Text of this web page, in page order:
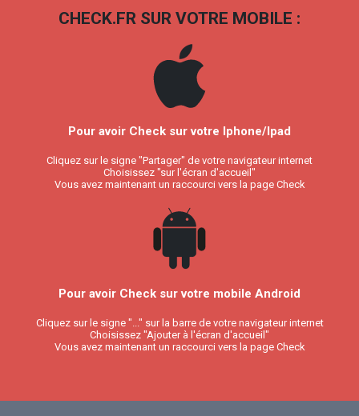
CHECK.FR SUR VOTRE MOBILE :
Pour avoir Check sur votre Iphone/Ipad
Cliquez sur le signe "Partager" de votre navigateur internet
Choisissez "sur l'écran d'accueil"
Vous avez maintenant un raccourci vers la page Check
Pour avoir Check sur votre mobile Android
Cliquez sur le signe "..." sur la barre de votre navigateur internet
Choisissez "Ajouter à l'écran d'accueil"
Vous avez maintenant un raccourci vers la page Check